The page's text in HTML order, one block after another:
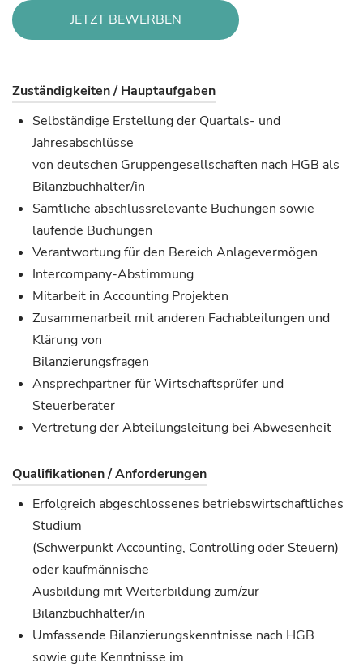
JETZT BEWERBEN
Zuständigkeiten / Hauptaufgaben
Selbständige Erstellung der Quartals- und
Jahresabschlüsse
von deutschen Gruppengesellschaften nach HGB als
Bilanzbuchhalter/in
Sämtliche abschlussrelevante Buchungen sowie
laufende Buchungen
Verantwortung für den Bereich Anlagevermögen
Intercompany-Abstimmung
Mitarbeit in Accounting Projekten
Zusammenarbeit mit anderen Fachabteilungen und
Klärung von
Bilanzierungsfragen
Ansprechpartner für Wirtschaftsprüfer und
Steuerberater
Vertretung der Abteilungsleitung bei Abwesenheit
Qualifikationen / Anforderungen
Erfolgreich abgeschlossenes betriebswirtschaftliches
Studium
(Schwerpunkt Accounting, Controlling oder Steuern)
oder kaufmännische
Ausbildung mit Weiterbildung zum/zur
Bilanzbuchhalter/in
Umfassende Bilanzierungskenntnisse nach HGB
sowie gute Kenntnisse im